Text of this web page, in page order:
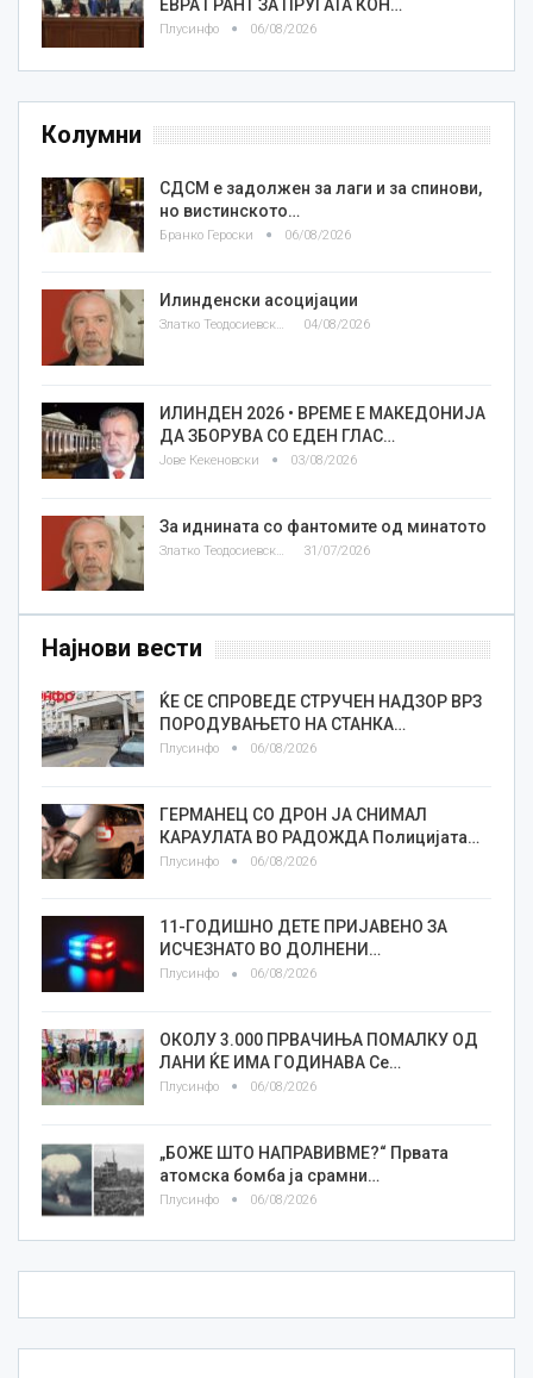
ЕВРА ГРАНТ ЗА ПРУГАТА КОН…
Плусинфо 06/08/2026
Колумни
СДСМ е задолжен за лаги и за спинови,
но вистинското…
Бранко Героски 06/08/2026
Илинденски асоцијации
Златко Теодосиевски 04/08/2026
ИЛИНДЕН 2026 • ВРЕМЕ Е МАКЕДОНИЈА
ДА ЗБОРУВА СО ЕДЕН ГЛАС…
Јове Кекеновски 03/08/2026
За иднината со фантомите од минатото
31/07/2026
Најнови вести
ЌЕ СЕ СПРОВЕДЕ СТРУЧЕН НАДЗОР ВРЗ
ПОРОДУВАЊЕТО НА СТАНКА…
Плусинфо 06/08/2026
ГЕРМАНЕЦ СО ДРОН ЈА СНИМАЛ
КАРАУЛАТА ВО РАДОЖДА Полицијата…
Плусинфо 06/08/2026
11-ГОДИШНО ДЕТЕ ПРИЈАВЕНО ЗА
ИСЧЕЗНАТО ВО ДОЛНЕНИ…
Плусинфо 06/08/2026
ОКОЛУ 3.000 ПРВАЧИЊА ПОМАЛКУ ОД
ЛАНИ ЌЕ ИМА ГОДИНАВА Се…
Плусинфо 06/08/2026
„БОЖЕ ШТО НАПРАВИВМЕ?“ Првата
атомска бомба ја срамни…
Плусинфо 06/08/2026